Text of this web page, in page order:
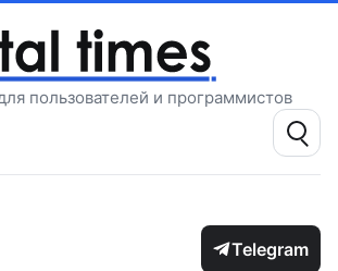
пользователей и программистов
Поиск:
Telegram